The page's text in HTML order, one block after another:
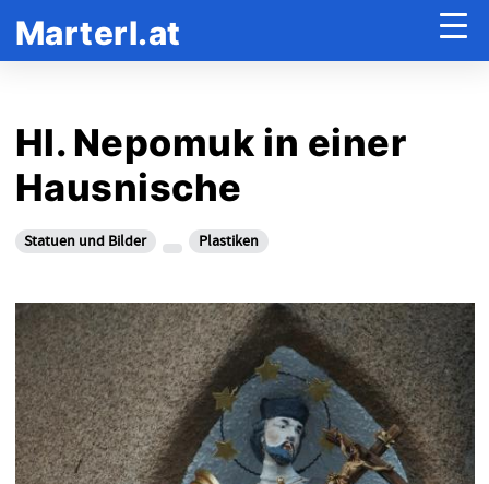
Marterl.at
Hl. Nepomuk in einer
Hausnische
Statuen und Bilder Plastiken